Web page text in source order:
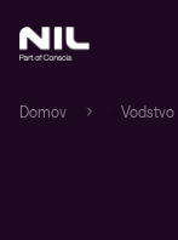
Domov Vodstvo